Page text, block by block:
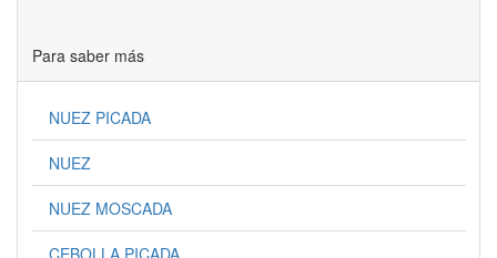
Para saber más
NUEZ PICADA
NUEZ
NUEZ MOSCADA
CEBOLLA PICADA